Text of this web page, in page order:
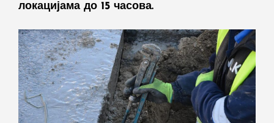
локацијама до 15 часова.